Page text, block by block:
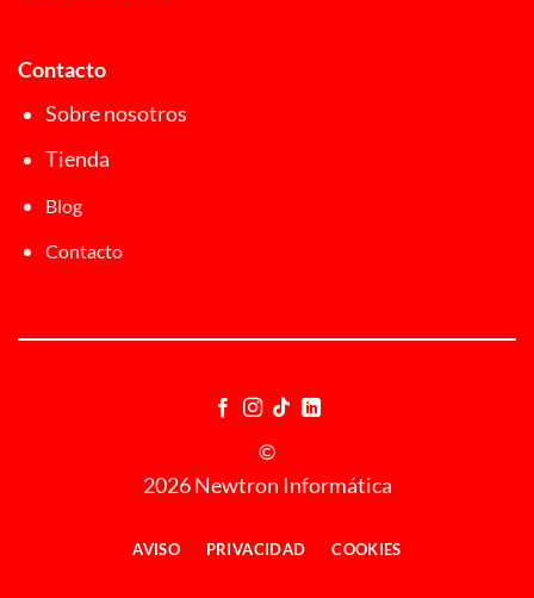
Contacto
Sobre nosotros
Tienda
Blog
Contacto
©
2026 Newtron Informática
AVISO PRIVACIDAD COOKIES